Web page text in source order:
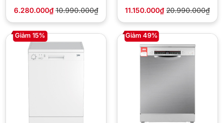
6.280.000₫ 10.990.000₫
bộ
11.150.000₫ 20.990.000₫
Giảm 15% Giảm 49%